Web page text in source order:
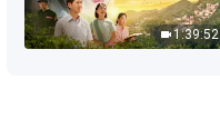
1:39:52